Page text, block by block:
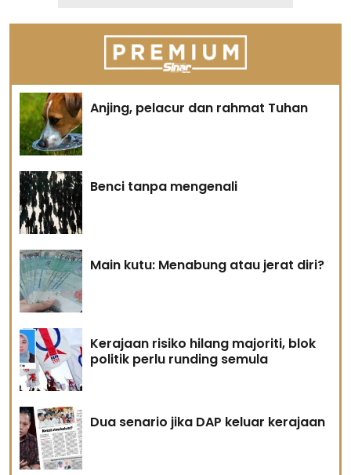
Anjing, pelacur dan rahmat Tuhan
Benci tanpa mengenali
Main kutu: Menabung atau jerat diri?
Kerajaan risiko hilang majoriti, blok
politik perlu runding semula
Dua senario jika DAP keluar kerajaan